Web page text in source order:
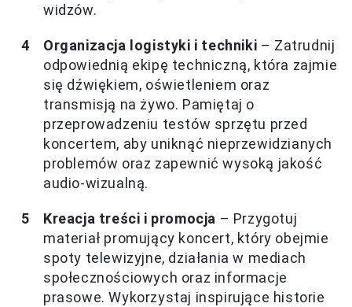
widzów.
Organizacja logistyki i techniki – Zatrudnij
odpowiednią ekipę techniczną, która zajmie
się dźwiękiem, oświetleniem oraz
transmisją na żywo. Pamiętaj o
przeprowadzeniu testów sprzętu przed
koncertem, aby uniknąć nieprzewidzianych
problemów oraz zapewnić wysoką jakość
audio-wizualną.
Kreacja treści i promocja – Przygotuj
materiał promujący koncert, który obejmie
spoty telewizyjne, działania w mediach
społecznościowych oraz informacje
prasowe. Wykorzystaj inspirujące historie